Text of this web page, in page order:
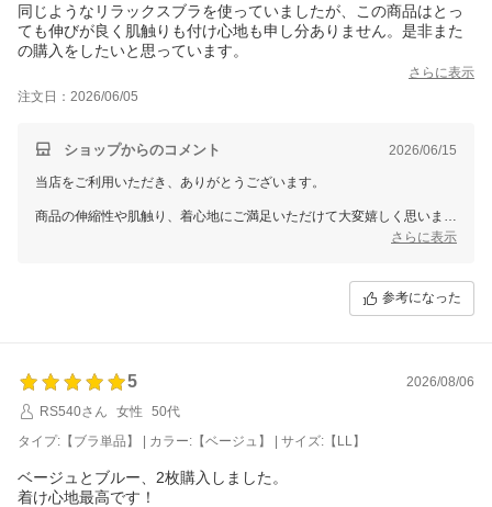
同じようなリラックスブラを使っていましたが、この商品はとっ
ても伸びが良く肌触りも付け心地も申し分ありません。是非また
の購入をしたいと思っています。
さらに表示
注文日：2026/06/05
ショップからのコメント 2026/06/15
当店をご利用いただき、ありがとうございます。
商品の伸縮性や肌触り、着心地にご満足いただけて大変嬉しく思いま
これからも皆様の日々の暮らしに寄り添い、長くご愛用いただける商品
をお届けできるよう、一層の品質向上に努めてまいります。
三恵 小林 美和子
さらに表示
参考になった
5
2026/08/06
RS540さん
女性
50代
タイプ:【ブラ単品】 | カラー:【ベージュ】 | サイズ:【LL】
ベージュとブルー、2枚購入しました。
着け心地最高です！